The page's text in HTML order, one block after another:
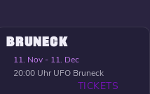
BRUNECK
11. Nov - 11. Dec
20:00 Uhr UFO Bruneck
TICKETS